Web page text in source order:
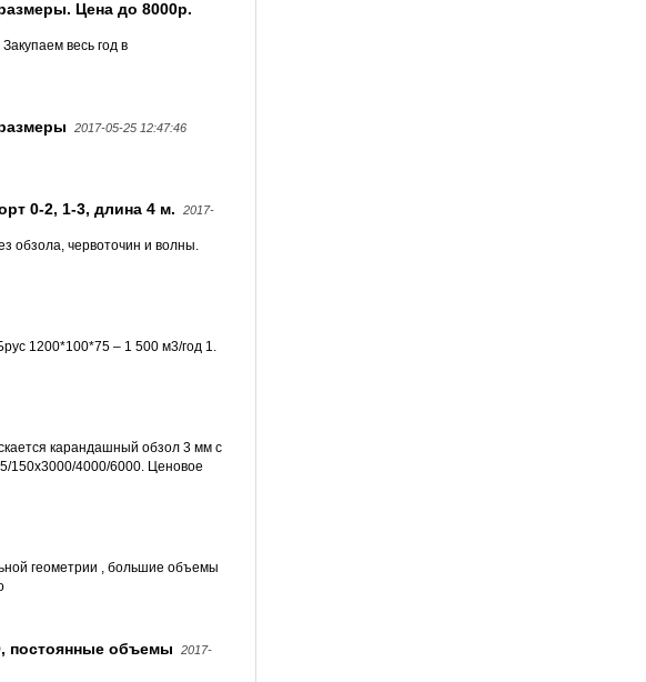
Цена до 8000р.
весь год в
2017-05-25 12:47:46
0-2, 1-3, длина 4 м.
2017-
обзола, червоточин и волны.
1200*100*75 – 1 500 м3/год 1.
карандашный обзол 3 мм с
150х3000/4000/6000. Ценовое
геометрии , большие объемы
постоянные объемы
2017-